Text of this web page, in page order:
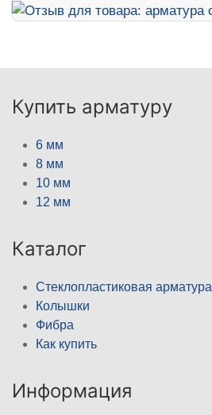
Купить арматуру
6 мм
8 мм
10 мм
12 мм
Каталог
Стеклопластиковая арматура
Колышки
Фибра
Как купить
Информация